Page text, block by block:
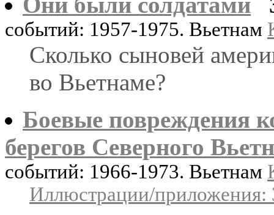
событий: 1957-1975. Вьетнам
Сколько сыновей
во Вьетнаме?
Боевые повреждения
берегов Северного
событий: 1966-1973. Вьетнам
Иллюстрации/приложения: